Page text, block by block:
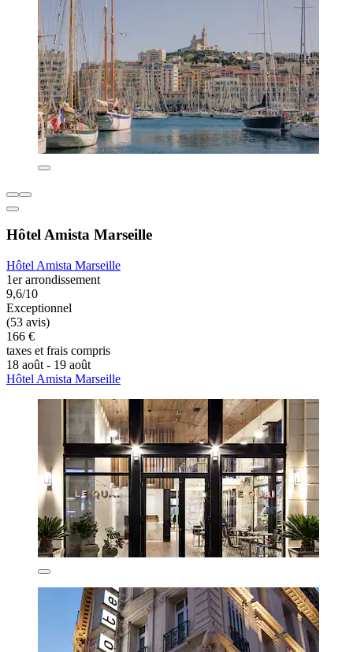
Hôtel Amista Marseille
Hôtel Amista Marseille
1er arrondissement
9,6/10
Exceptionnel
(53 avis)
166 €
taxes et frais compris
18 août - 19 août
Hôtel Amista Marseille